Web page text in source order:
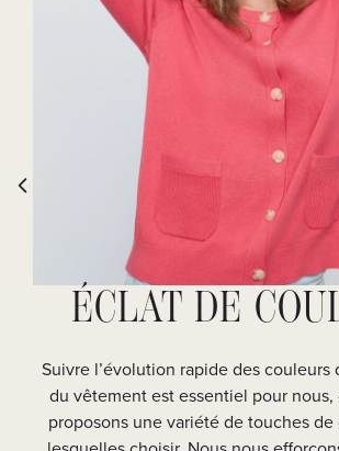
ÉCLAT DE
Suivre l’évolution rapide des couleurs
du vêtement est essentiel pour nous,
proposons une variété de touches